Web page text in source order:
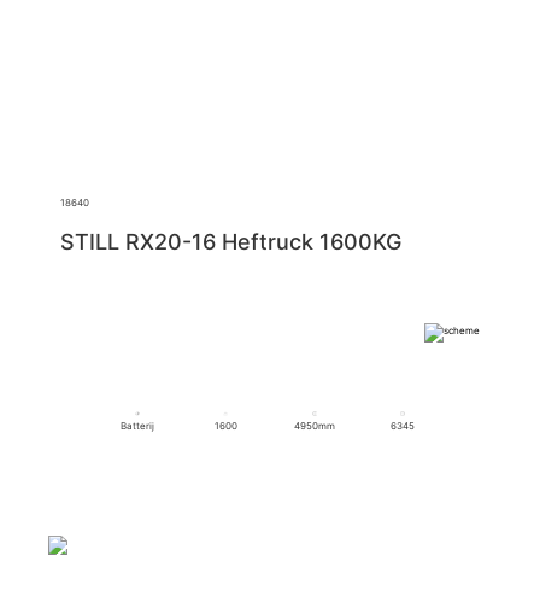
18640
STILL RX20-16 Heftruck 1600KG
Batterij 1600 4950mm 6345